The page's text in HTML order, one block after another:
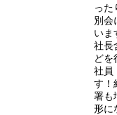
った
別会
いま
社長
どを
社員
す！
署も
形に